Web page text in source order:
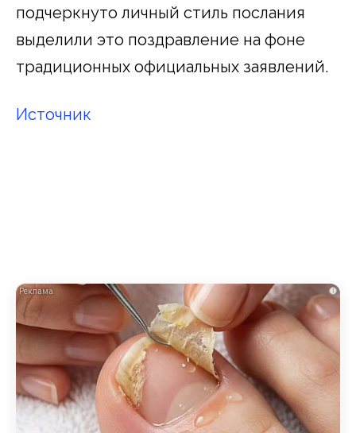
подчеркнуто личный стиль послания
выделили это поздравление на фоне
традиционных официальных заявлений.
Источник
i